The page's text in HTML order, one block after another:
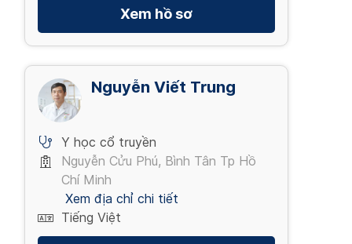
Xem hồ sơ
Nguyễn Viết Trung
Y học cổ truyền
Nguyễn Cửu Phú, Bình Tân Tp Hồ
Chí Minh
Xem địa chỉ chi tiết
Tiếng Việt